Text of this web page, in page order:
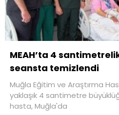
MEAH’ta 4
seansta temizlendi
Muğla Eğitim ve Araştırma
yaklaşık 4 santimetre
hasta, Muğla'da